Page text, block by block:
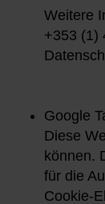
Weitere
+353 (1)
Google
Diese
können.
für die
Cookie-